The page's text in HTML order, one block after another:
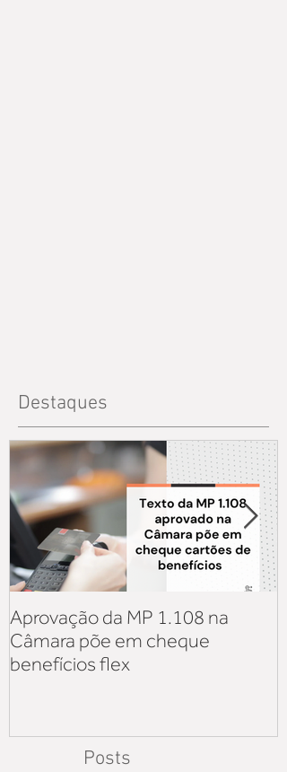
Destaques
Aprovação da MP 1.108 na
Câmara põe em cheque
benefícios flex
Posts